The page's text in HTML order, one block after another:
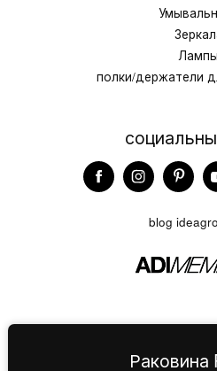
Раковина
Лампы
полки/держатели
blog